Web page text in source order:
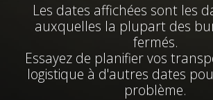
Les dates affichées sont les
auxquelles la plupart des
fermés.
Essayez de planifier vos
logistique à d'autres dates
problème.